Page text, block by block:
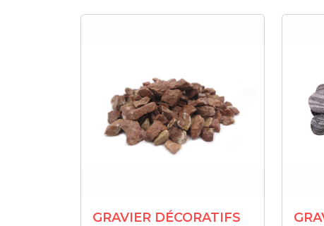
GRAVIER DÉCORATIFS